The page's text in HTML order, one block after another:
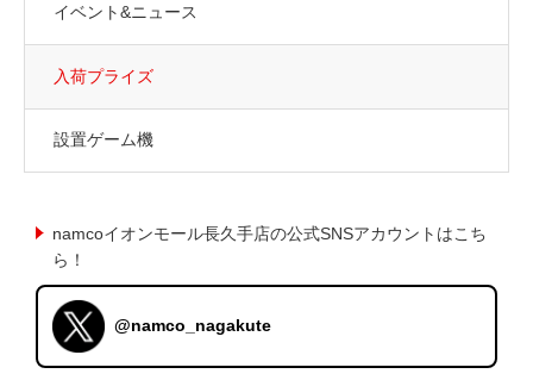
イベント&ニュース
入荷プライズ
設置ゲーム機
namcoイオンモール長久手店の公式SNSアカウントはこち
ら！
@namco_nagakute